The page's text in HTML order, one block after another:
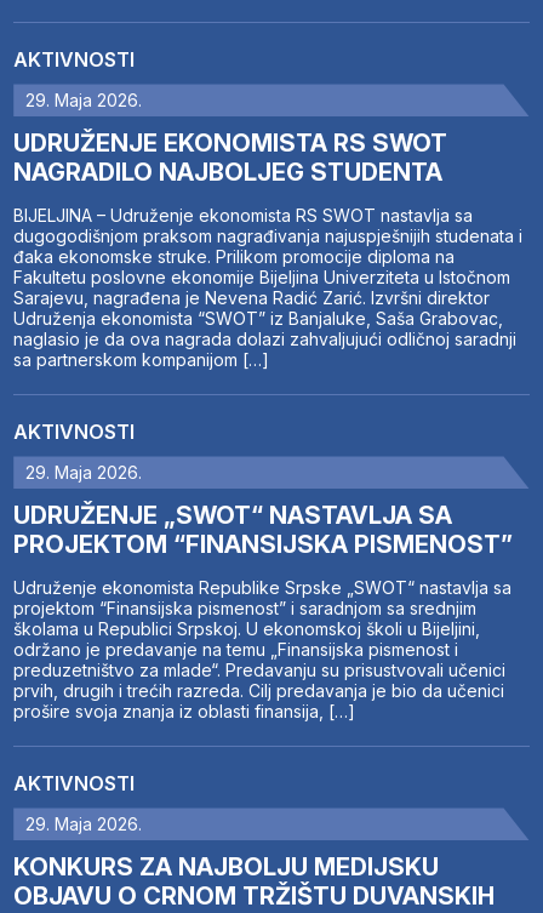
AKTIVNOSTI
29. Maja 2026.
UDRUŽENJE EKONOMISTA RS SWOT
NAGRADILO NAJBOLJEG STUDENTA
BIJELJINA – Udruženje ekonomista RS SWOT nastavlja sa
dugogodišnjom praksom nagrađivanja najuspješnijih studenata i
đaka ekonomske struke. Prilikom promocije diploma na
Fakultetu poslovne ekonomije Bijeljina Univerziteta u Istočnom
Sarajevu, nagrađena je Nevena Radić Zarić. Izvršni direktor
Udruženja ekonomista “SWOT” iz Banjaluke, Saša Grabovac,
naglasio je da ova nagrada dolazi zahvaljujući odličnoj saradnji
sa partnerskom kompanijom […]
AKTIVNOSTI
29. Maja 2026.
UDRUŽENJE „SWOT“ NASTAVLJA SA
PROJEKTOM “FINANSIJSKA PISMENOST”
Udruženje ekonomista Republike Srpske „SWOT“ nastavlja sa
projektom “Finansijska pismenost” i saradnjom sa srednjim
školama u Republici Srpskoj. U ekonomskoj školi u Bijeljini,
održano je predavanje na temu „Finansijska pismenost i
preduzetništvo za mlade“. Predavanju su prisustvovali učenici
prvih, drugih i trećih razreda. Cilj predavanja je bio da učenici
prošire svoja znanja iz oblasti finansija, […]
AKTIVNOSTI
29. Maja 2026.
KONKURS ZA NAJBOLJU MEDIJSKU
OBJAVU O CRNOM TRŽIŠTU DUVANSKIH